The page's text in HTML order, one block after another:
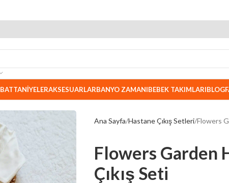
BATTANIYELERAKSESUARLARBANYO ZAMANIBEBEK TAKIMLARIBLOG
Ana Sayfa Hastane Çıkış Setleri Flowers
Flowers Garden
Çıkış Seti